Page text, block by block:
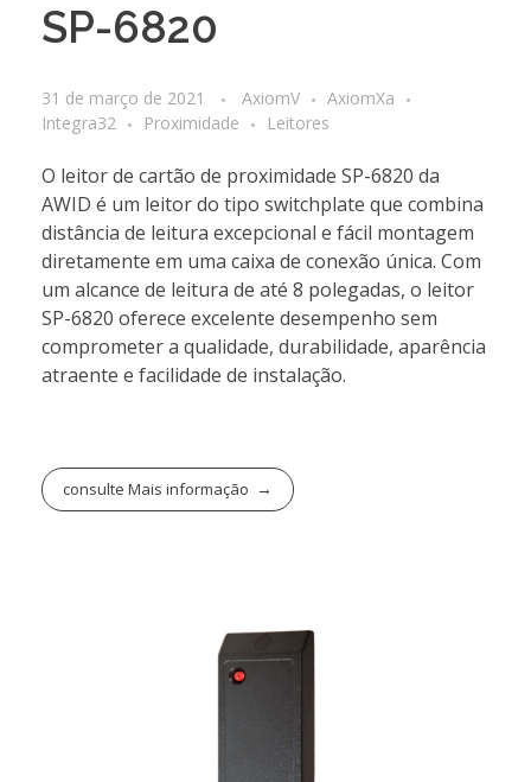
SP-6820
31 de março de 2021 AxiomV
AxiomXa
Integra32
Proximidade Leitores
O leitor de cartão de proximidade SP-6820 da
AWID é um leitor do tipo switchplate que combina
distância de leitura excepcional e fácil montagem
diretamente em uma caixa de conexão única. Com
um alcance de leitura de até 8 polegadas, o leitor
SP-6820 oferece excelente desempenho sem
comprometer a qualidade, durabilidade, aparência
atraente e facilidade de instalação.
consulte Mais informação